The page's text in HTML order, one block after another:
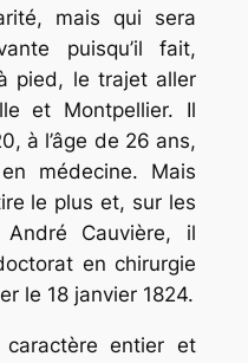
mais qui sera
puisqu’il fait,
pied, le trajet aller
et Montpellier. Il
à l’âge de 26 ans,
médecine. Mais
le plus et, sur les
Cauvière, il
en chirurgie
le 18 janvier 1824.
caractère entier et